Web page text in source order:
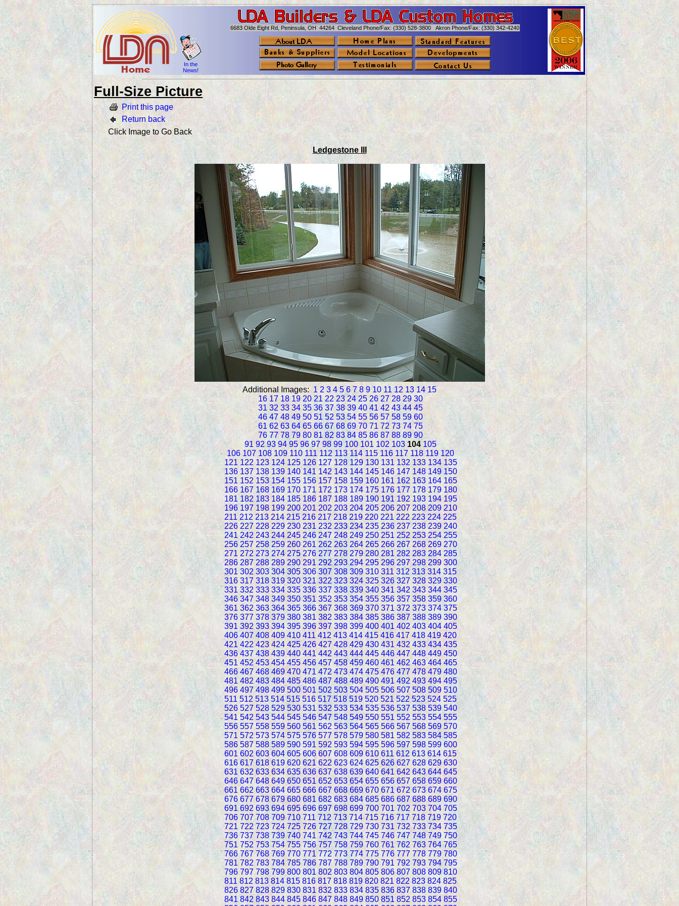
In the
News!
6683 Olde Eight Rd, Peninsula, OH 44264 Cleveland Phone/Fax: (330) 528-3800 Akron Phone/Fax: (330) 342-4240
Full-Size Picture
Print this page
Return back
Click Image to Go Back
Ledgestone III
Additional Images: 1 2 3 4 5 6 7 8 9 10 11 12 13 14 15
16 17 18 19 20 21 22 23 24 25 26 27 28 29 30
31 32 33 34 35 36 37 38 39 40 41 42 43 44 45
46 47 48 49 50 51 52 53 54 55 56 57 58 59 60
61 62 63 64 65 66 67 68 69 70 71 72 73 74 75
76 77 78 79 80 81 82 83 84 85 86 87 88 89 90
91 92 93 94 95 96 97 98 99 100 101 102 103 104 105
106 107 108 109 110 111 112 113 114 115 116 117 118 119 120
121 122 123 124 125 126 127 128 129 130 131 132 133 134 135
136 137 138 139 140 141 142 143 144 145 146 147 148 149 150
151 152 153 154 155 156 157 158 159 160 161 162 163 164 165
166 167 168 169 170 171 172 173 174 175 176 177 178 179 180
181 182 183 184 185 186 187 188 189 190 191 192 193 194 195
196 197 198 199 200 201 202 203 204 205 206 207 208 209 210
211 212 213 214 215 216 217 218 219 220 221 222 223 224 225
226 227 228 229 230 231 232 233 234 235 236 237 238 239 240
241 242 243 244 245 246 247 248 249 250 251 252 253 254 255
256 257 258 259 260 261 262 263 264 265 266 267 268 269 270
271 272 273 274 275 276 277 278 279 280 281 282 283 284 285
286 287 288 289 290 291 292 293 294 295 296 297 298 299 300
301 302 303 304 305 306 307 308 309 310 311 312 313 314 315
316 317 318 319 320 321 322 323 324 325 326 327 328 329 330
331 332 333 334 335 336 337 338 339 340 341 342 343 344 345
346 347 348 349 350 351 352 353 354 355 356 357 358 359 360
361 362 363 364 365 366 367 368 369 370 371 372 373 374 375
376 377 378 379 380 381 382 383 384 385 386 387 388 389 390
391 392 393 394 395 396 397 398 399 400 401 402 403 404 405
406 407 408 409 410 411 412 413 414 415 416 417 418 419 420
421 422 423 424 425 426 427 428 429 430 431 432 433 434 435
436 437 438 439 440 441 442 443 444 445 446 447 448 449 450
451 452 453 454 455 456 457 458 459 460 461 462 463 464 465
466 467 468 469 470 471 472 473 474 475 476 477 478 479 480
481 482 483 484 485 486 487 488 489 490 491 492 493 494 495
496 497 498 499 500 501 502 503 504 505 506 507 508 509 510
511 512 513 514 515 516 517 518 519 520 521 522 523 524 525
526 527 528 529 530 531 532 533 534 535 536 537 538 539 540
541 542 543 544 545 546 547 548 549 550 551 552 553 554 555
556 557 558 559 560 561 562 563 564 565 566 567 568 569 570
571 572 573 574 575 576 577 578 579 580 581 582 583 584 585
586 587 588 589 590 591 592 593 594 595 596 597 598 599 600
601 602 603 604 605 606 607 608 609 610 611 612 613 614 615
616 617 618 619 620 621 622 623 624 625 626 627 628 629 630
631 632 633 634 635 636 637 638 639 640 641 642 643 644 645
646 647 648 649 650 651 652 653 654 655 656 657 658 659 660
661 662 663 664 665 666 667 668 669 670 671 672 673 674 675
676 677 678 679 680 681 682 683 684 685 686 687 688 689 690
691 692 693 694 695 696 697 698 699 700 701 702 703 704 705
706 707 708 709 710 711 712 713 714 715 716 717 718 719 720
721 722 723 724 725 726 727 728 729 730 731 732 733 734 735
736 737 738 739 740 741 742 743 744 745 746 747 748 749 750
751 752 753 754 755 756 757 758 759 760 761 762 763 764 765
766 767 768 769 770 771 772 773 774 775 776 777 778 779 780
781 782 783 784 785 786 787 788 789 790 791 792 793 794 795
796 797 798 799 800 801 802 803 804 805 806 807 808 809 810
811 812 813 814 815 816 817 818 819 820 821 822 823 824 825
826 827 828 829 830 831 832 833 834 835 836 837 838 839 840
841 842 843 844 845 846 847 848 849 850 851 852 853 854 855